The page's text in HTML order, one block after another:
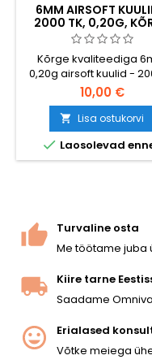
6MM AIRSOFT
2000 TK, 0,20G,
KVALITEET
Kõrge kvaliteediga
0,20g airsoft kuulid -
plastikkilekotis.
standardkaal,
peaaegu kõigi AEG
vintpüsside ja
vedrurelvadega. Sile
ühtlane 5,95mm
10,00 €
 Lisa ostukorvi
 Laosolevad
Turvaline osta
Me töötame juba
Kiire tarne
Saadame
Erialased
Võtke meiega